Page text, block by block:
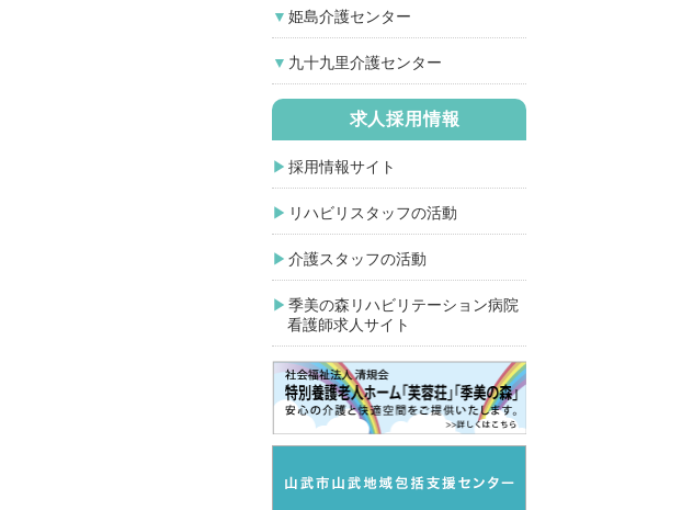
姫島介護センター
九十九里介護センター
求人採用情報
採用情報サイト
リハビリスタッフの活動
介護スタッフの活動
季美の森リハビリテーション病院
看護師求人サイト